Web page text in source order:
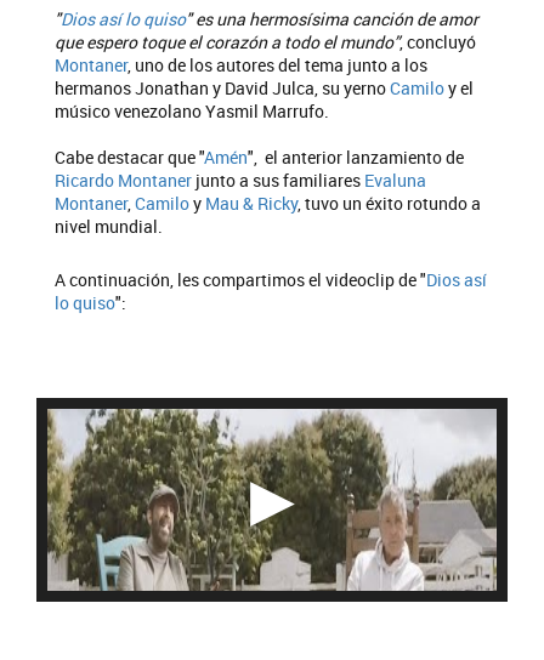
"Dios así lo quiso" es una hermosísima canción de amor
que espero toque el corazón a todo el mundo”, concluyó
Montaner, uno de los autores del tema junto a los
hermanos Jonathan y David Julca, su yernoCamiloy el
músico venezolano Yasmil Marrufo.
Cabe destacar que "Amén", el anterior lanzamiento de
Ricardo Montaner junto a sus familiares Evaluna
Montaner,Camiloy Mau & Ricky, tuvo un éxito rotundo a
nivel mundial.
A continuación, les compartimos el videoclip de "Dios así
lo quiso":